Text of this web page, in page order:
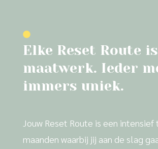
Elke Reset Route is
maatwerk. Ieder
immers uniek.
Jouw Reset Route is een intensief
maanden waarbij jij aan de slag